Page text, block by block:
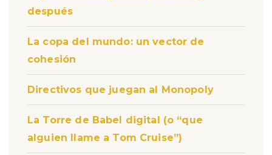
después
La copa del mundo: un vector de
cohesión
Directivos que juegan al Monopoly
La Torre de Babel digital (o “que
alguien llame a Tom Cruise”)